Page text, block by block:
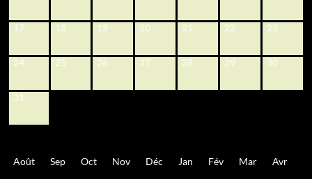
17 18 19 20 21 22 23
24 25 26 27 28 29 30
31
Août Sep Oct Nov Déc Jan Fév Mar Avr